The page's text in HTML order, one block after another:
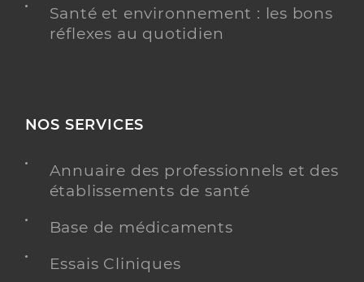
Santé et environnement : les bons
réflexes au quotidien
NOS SERVICES
Annuaire des professionnels et des
établissements de santé
Base de médicaments
Essais Cliniques